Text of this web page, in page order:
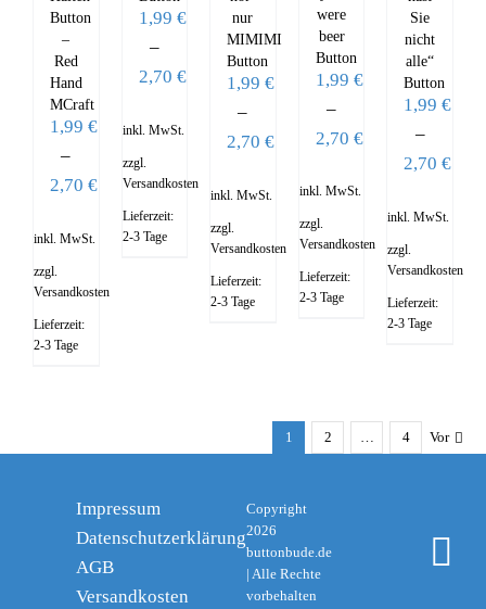
Button
–
Red
Hand
MCraft
1,99 €
–
2,70 €
inkl. MwSt.
zzgl.
Versandkosten
Lieferzeit:
2-3 Tage
1,99 €
–
2,70 €
inkl. MwSt.
zzgl.
Versandkosten
Lieferzeit:
2-3 Tage
nur
MIMIMI
Button
1,99€
–
2,70€
inkl. MwSt.
zzgl.
Versandkosten
Lieferzeit:
2-3 Tage
were
beer
Button
1,99 €
–
2,70 €
inkl. MwSt.
zzgl.
Versandkosten
Lieferzeit:
2-3 Tage
Sie
nicht
alle“
Button
1,99€
–
2,70€
inkl. MwSt.
zzgl.
Versandkosten
Lieferzeit:
2-3 Tage
1 2 4 Vor
Impressum
Datenschutzerklärung
AGB
Versandkosten
Copyright
2026
buttonbude.de
| Alle Rechte
vorbehalten